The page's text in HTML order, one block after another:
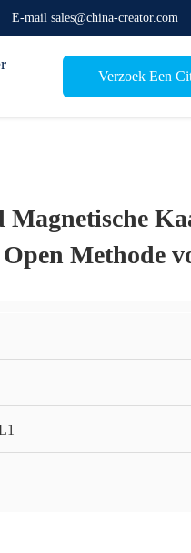
E-mail sales@china-creator.com
Verzoek Een
Methode